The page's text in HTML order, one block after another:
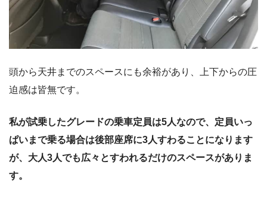
頭から天井までのスペースにも余裕があり、上下からの圧
迫感は皆無です。
私が試乗したグレードの乗車定員は5人なので、定員いっ
ぱいまで乗る場合は後部座席に3人すわることになります
が、大人3人でも広々とすわれるだけのスペースがありま
す。